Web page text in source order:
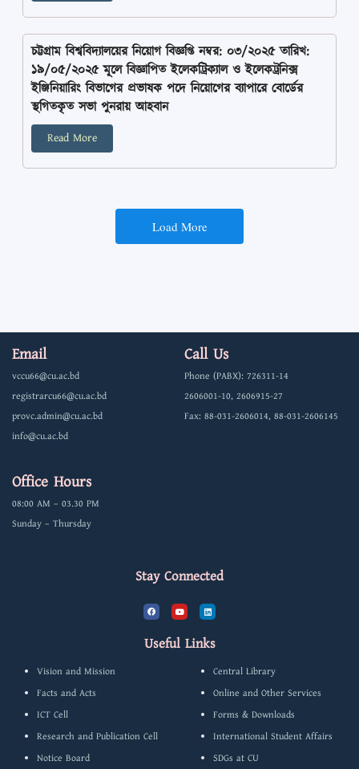
চট্টগ্রাম বিশ্ববিদ্যালয়ের নিয়োগ বিজ্ঞপ্তি নম্বর: ০৩/২০২৫ তারিখ:
১৯/০৫/২০২৫ মূলে বিজ্ঞাপিত ইলেকট্রিক্যাল ও ইলেকট্রনিক্স
ইঞ্জিনিয়ারিং বিভাগের প্রভাষক পদে নিয়োগের ব্যাপারে বোর্ডের
স্থগিতকৃত সভা পুনরায় আহবান
Read More
Load More
Email
vccu66@cu.ac.bd
registrarcu66@cu.ac.bd
provc.admin@cu.ac.bd
info@cu.ac.bd
Call Us
Phone (PABX): 726311-14
2606001-10, 2606915-27
Fax: 88-031-2606014, 88-031-2606145
Office Hours
08:00 AM – 03.30 PM
Sunday – Thursday
Stay Connected
F
a
c
b
o
Y
o
u
u
b
L
i
n
d
Useful Links
Vision and Mission
Facts and Acts
ICT Cell
Research and Publication Cell
Notice Board
Central Library
Online and Other Services
Forms & Downloads
International Student Affairs
SDGs at CU